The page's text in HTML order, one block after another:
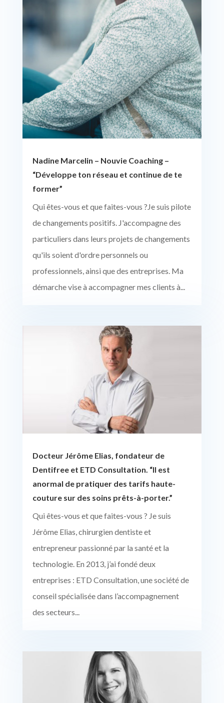
Nadine Marcelin – Nouvie Coaching –
“Développe ton réseau et continue de te
former”
Qui êtes-vous et que faites-vous ?Je suis pilote
de changements positifs. J'accompagne des
particuliers dans leurs projets de changements
qu'ils soient d'ordre personnels ou
professionnels, ainsi que des entreprises. Ma
démarche vise à accompagner mes clients à...
Docteur Jérôme Elias, fondateur de
Dentifree et ETD Consultation. “Il est
anormal de pratiquer des tarifs haute-
couture sur des soins prêts-à-porter.”
Qui êtes-vous et que faites-vous ? Je suis
Jérôme Elias, chirurgien dentiste et
entrepreneur passionné par la santé et la
technologie. En 2013, j’ai fondé deux
entreprises : ETD Consultation, une société de
conseil spécialisée dans l’accompagnement
des secteurs...